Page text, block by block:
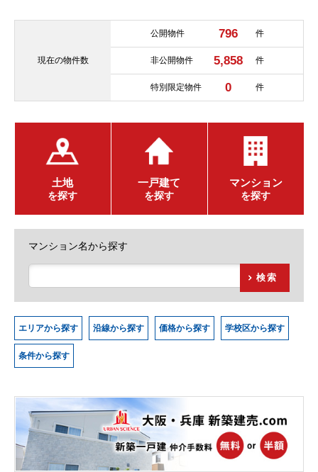
現在の物件数
公開物件 796 件
非公開物件 5,858 件
特別限定物件 0 件
土地
を探す
一戸建て
を探す
マンション
を探す
マンション名から探す
検索
エリアから探す 沿線から探す 価格から探す 学校区から探す
条件から探す